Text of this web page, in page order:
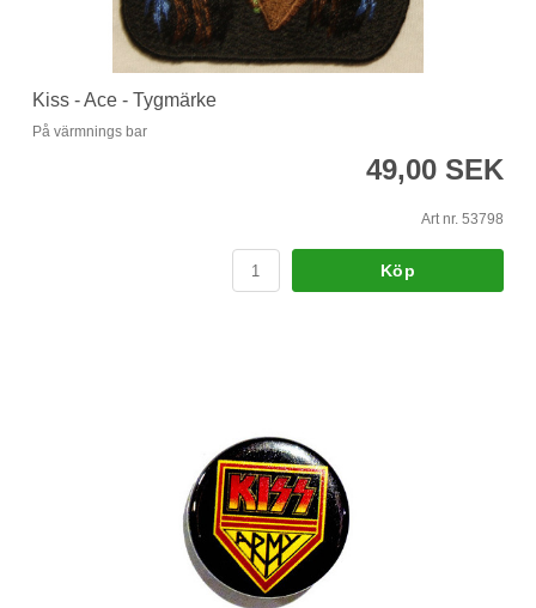
Kiss - Ace - Tygmärke
På värmnings bar
49,00 SEK
Art nr. 53798
Köp